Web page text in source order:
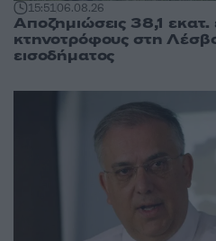
15:5106.08.26
Αποζημιώσεις 38,1
κτηνοτρόφους στη
εισοδήματος